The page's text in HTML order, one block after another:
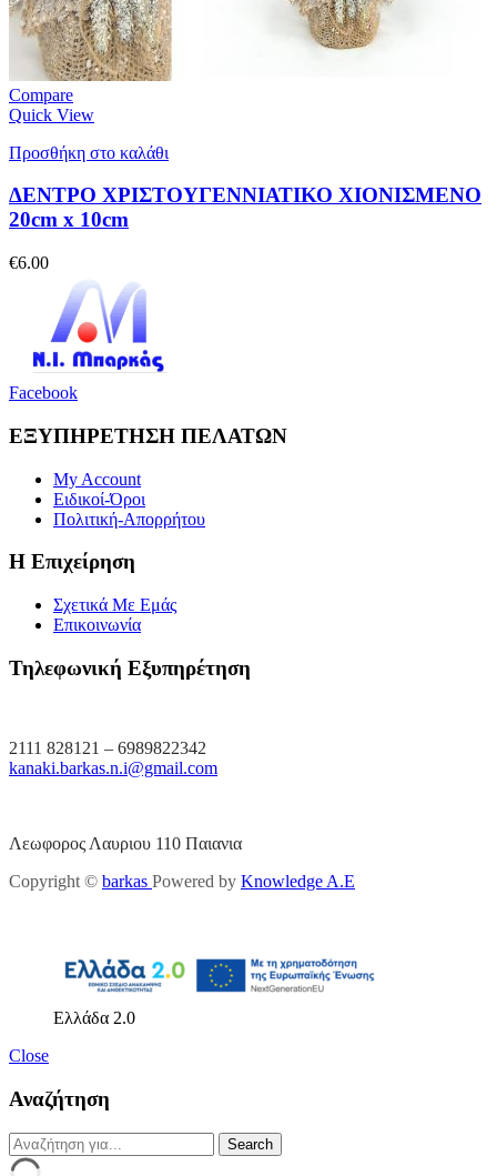
Compare
Quick View
Προσθήκη στο καλάθι
ΔΕΝΤΡΟ ΧΡΙΣΤΟΥΓΕΝΝΙΑΤΙΚΟ ΧΙΟΝΙΣΜΕΝΟ
20cm x 10cm
€6.00
Facebook
ΕΞΥΠΗΡΕΤΗΣΗ ΠΕΛΑΤΩΝ
My Account
Ειδικοί-Όροι
Πολιτική-Απορρήτου
Η Επιχείρηση
Σχετικά Με Εμάς
Επικοινωνία
Τηλεφωνική Εξυπηρέτηση
2111 828121 – 6989822342
kanaki.barkas.n.i@gmail.com
Λεωφορος Λαυριου 110 Παιανια
Copyright © barkas Powered by Knowledge A.E
Ελλάδα 2.0
Close
Αναζήτηση